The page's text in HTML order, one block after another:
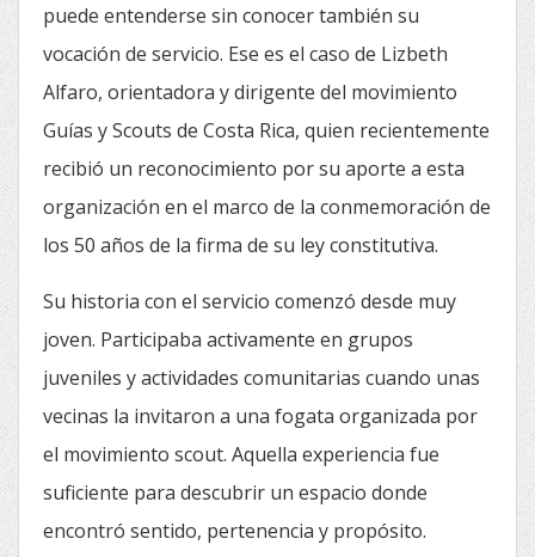
puede entenderse sin conocer también su
vocación de servicio. Ese es el caso de Lizbeth
Alfaro, orientadora y dirigente del movimiento
Guías y Scouts de Costa Rica, quien recientemente
recibió un reconocimiento por su aporte a esta
organización en el marco de la conmemoración de
los 50 años de la firma de su ley constitutiva.
Su historia con el servicio comenzó desde muy
joven. Participaba activamente en grupos
juveniles y actividades comunitarias cuando unas
vecinas la invitaron a una fogata organizada por
el movimiento scout. Aquella experiencia fue
suficiente para descubrir un espacio donde
encontró sentido, pertenencia y propósito.